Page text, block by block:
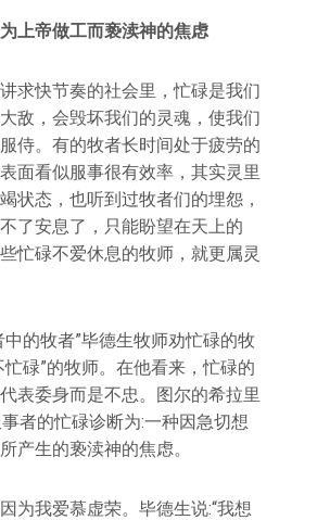
上帝做工而亵渎神的焦虑
求快节奏的社会里，忙碌是我们
敌，会毁坏我们的灵魂，使我们
侍。有的牧者长时间处于疲劳的
面看似服事很有效率，其实灵里
状态，也听到过牧者们的埋怨，
了安息了，只能盼望在天上的
忙碌不爱休息的牧师，就更属灵
中的牧者”毕德生牧师劝忙碌的牧
忙碌”的牧师。在他看来，忙碌的
表委身而是不忠。图尔的希拉里
者的忙碌诊断为:一种因急切想
产生的亵渎神的焦虑。
为我爱慕虚荣。毕德生说:“我想